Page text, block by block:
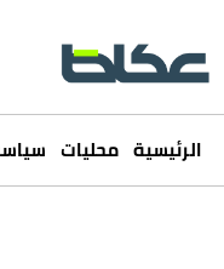
الرئيسية محليات